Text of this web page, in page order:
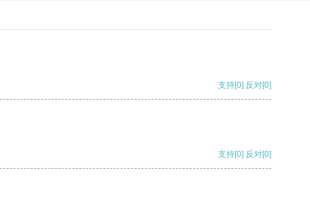
支持[0] 反对[0]
支持[0] 反对[0]